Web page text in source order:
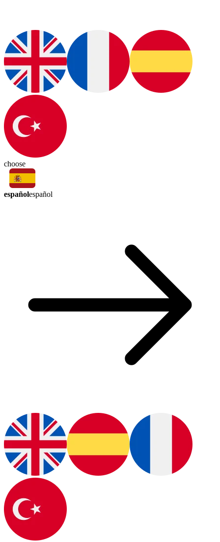
choose
españolespañol